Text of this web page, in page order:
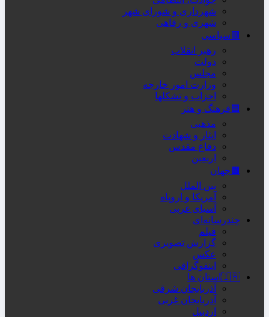
شهرداری و شورای شهر
شهری و رفاهی
🟥سیاسی
رهبر انقلاب
دولت
مجلس
وزارت امور خارجه
احزاب و تشکلها
🟦فرهنگ و هنر
مذهبی
ایثار و شهادت
دفاع مقدس
اربعین
🟫جهان
بین الملل
آمریکا و اروپاه
آسیای غربی
چندرسانه‌ای
فیلم
گزارش تصویری
عکس
اینفوگرافی
🇮🇷استان ها
آذربایجان شرقی
آذربایجان غربی
اردبیل